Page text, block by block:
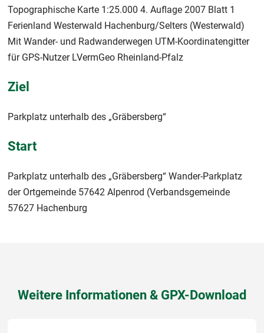
Topographische Karte 1:25.000 4. Auflage 2007 Blatt 1
Ferienland Westerwald Hachenburg/Selters (Westerwald)
Mit Wander- und Radwanderwegen UTM-Koordinatengitter
für GPS-Nutzer LVermGeo Rheinland-Pfalz
Ziel
Parkplatz unterhalb des „Gräbersberg“
Start
Parkplatz unterhalb des „Gräbersberg“ Wander-Parkplatz
der Ortgemeinde 57642 Alpenrod (Verbandsgemeinde
57627 Hachenburg
Weitere Informationen & GPX-Download